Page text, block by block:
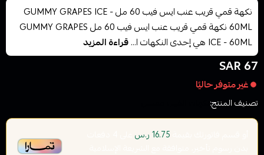
نكهة قمي قريب عنب ايس فيب 60 مل GUMMY GRAPES ICE -
60ML نكهة قمي قريب عنب ايس فيب 60 مل GUMMY GRAPES
ICE - 60ML هي إحدى النكهات ا...
قراءة المزيد
67 SAR
غير متوفر حاليًا
تصنيف المنتج:
16.75 ر.س